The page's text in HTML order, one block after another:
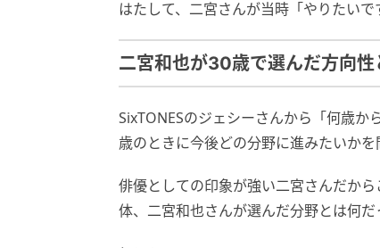
はたして、二宮さんが当時「やりたい
二宮和也が30歳で選んだ方向性
SixTONESのジェシーさんから「何歳か
歳のときに今後どの分野に進みたいか
俳優としての印象が強い二宮さんだか
体、二宮和也さんが選んだ分野とは何だ